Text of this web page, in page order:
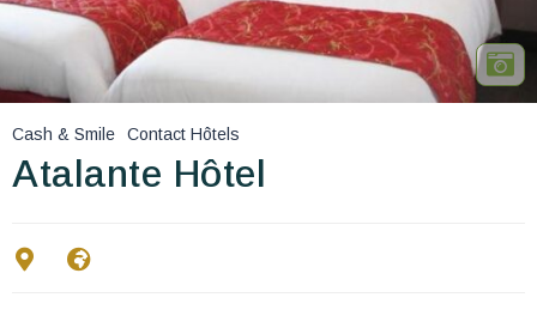
Hacer que viajes
Estancia temática
Cash & Smile Contact Hôtels
Atalante Hôtel